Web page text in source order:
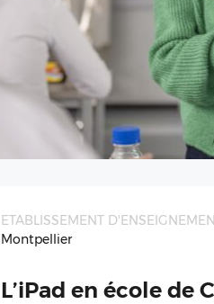
ETABLISSEMENT
Montpellier
L’iPad en école de